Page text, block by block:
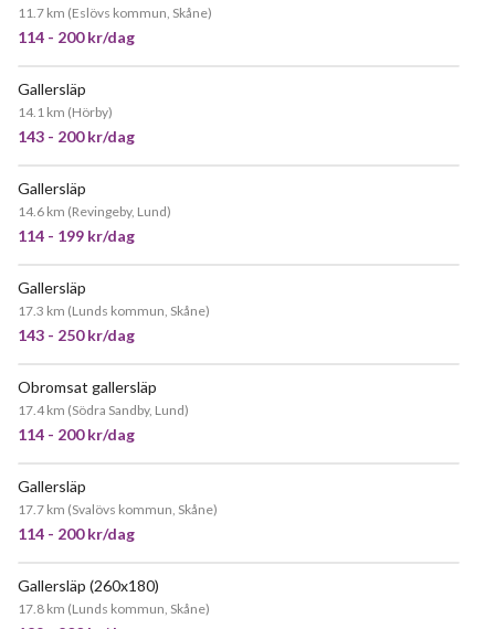
11.7 km (Eslövs kommun, Skåne)
114 - 200 kr/dag
Gallersläp
14.1 km (Hörby)
143 - 200 kr/dag
Gallersläp
14.6 km (Revingeby, Lund)
114 - 199 kr/dag
Gallersläp
17.3 km (Lunds kommun, Skåne)
143 - 250 kr/dag
Obromsat gallersläp
17.4 km (Södra Sandby, Lund)
114 - 200 kr/dag
Gallersläp
17.7 km (Svalövs kommun, Skåne)
114 - 200 kr/dag
Gallersläp (260x180)
17.8 km (Lunds kommun, Skåne)